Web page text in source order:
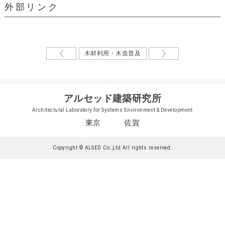
外部リンク
木材利用・木造普及
アルセッド建築研究所
Architectural Laboratory for Systems Environment & Development
東京 佐賀
Copyright © ALSED Co.,Ltd All rights reserved.